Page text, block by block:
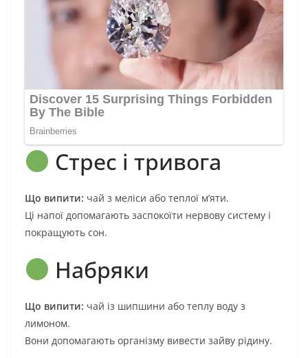
Стрес і тривога
Що випити: чай з меліси або теплої м’яти.
Ці напої допомагають заспокоїти нервову систему і
покращують сон.
Набряки
Що випити: чай із шипшини або теплу воду з
лимоном.
Вони допомагають організму вивести зайву рідину.